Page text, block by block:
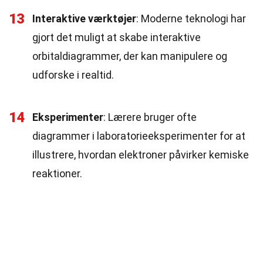
13 Interaktive værktøjer: Moderne teknologi har
gjort det muligt at skabe interaktive
orbitaldiagrammer, der kan manipulere og
udforske i realtid.
14 Eksperimenter: Lærere bruger ofte
diagrammer i laboratorieeksperimenter for at
illustrere, hvordan elektroner påvirker kemiske
reaktioner.